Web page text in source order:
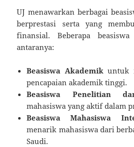
UJ menawarkan berbagai
berprestasi serta yang
finansial. Beberapa
antaranya:
Beasiswa Akademikuntuk
pencapaian akademik tinggi.
Beasiswa Penelitian
mahasiswa yang aktif dalam
Beasiswa Mahasiswa
menarik mahasiswa dari
Saudi.